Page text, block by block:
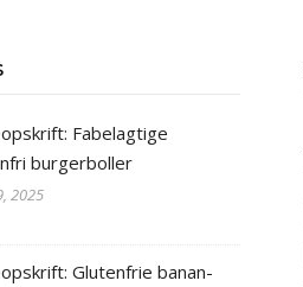
Fabelagtige
burgerboller
2025
Glutenfrie banan-